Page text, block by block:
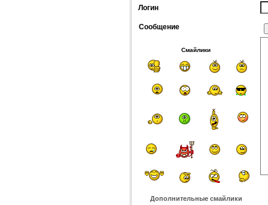
Логин
Сообщение
Смайлики
Дополнительные смайлики